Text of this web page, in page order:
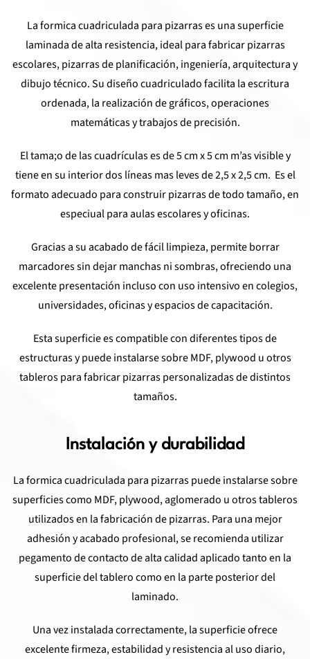
original
era:
$25,00.
actual
es:
$18,00.
La formica cuadriculada para pizarras es una superficie
laminada de alta resistencia, ideal para fabricar pizarras
escolares, pizarras de planificación, ingeniería, arquitectura y
dibujo técnico. Su diseño cuadriculado facilita la escritura
ordenada, la realización de gráficos, operaciones
matemáticas y trabajos de precisión.
El tama;o de las cuadrículas es de 5 cm x 5 cm m’as visible y
tiene en su interior dos líneas mas leves de 2,5 x 2,5 cm. Es el
formato adecuado para construir pizarras de todo tamaño, en
especiual para aulas escolares y oficinas.
Gracias a su acabado de fácil limpieza, permite borrar
marcadores sin dejar manchas ni sombras, ofreciendo una
excelente presentación incluso con uso intensivo en colegios,
universidades, oficinas y espacios de capacitación.
Esta superficie es compatible con diferentes tipos de
estructuras y puede instalarse sobre MDF, plywood u otros
tableros para fabricar pizarras personalizadas de distintos
tamaños.
Instalación y durabilidad
La formica cuadriculada para pizarras puede instalarse sobre
superficies como MDF, plywood, aglomerado u otros tableros
utilizados en la fabricación de pizarras. Para una mejor
adhesión y acabado profesional, se recomienda utilizar
pegamento de contacto de alta calidad aplicado tanto en la
superficie del tablero como en la parte posterior del
laminado.
Una vez instalada correctamente, la superficie ofrece
excelente firmeza, estabilidad y resistencia al uso diario,